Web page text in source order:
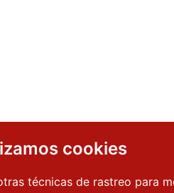
cookies
técnicas de rastreo para